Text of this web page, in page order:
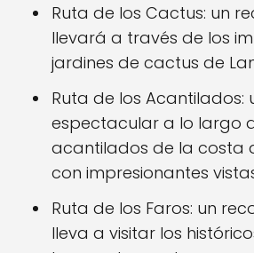
Ruta de los Cactus: un
llevará a través de los
jardines de cactus de
Ruta de los
espectacular a lo largo
acantilados de la costa
con impresionantes
Ruta de los Faros: un
lleva a visitar los